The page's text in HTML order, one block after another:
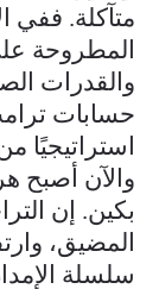
متآكلة. ففي
المطروحة
والقدرات
حسابات
استراتيجيًا
والآن أصبح
بكين. إن
المضيق،
سلسلة